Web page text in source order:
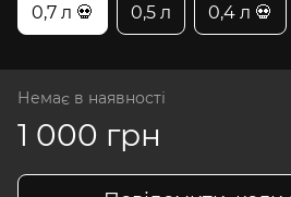
0,7 л 💀
0,5 л 0,4 л 💀
Немає в наявності
1 000 грн